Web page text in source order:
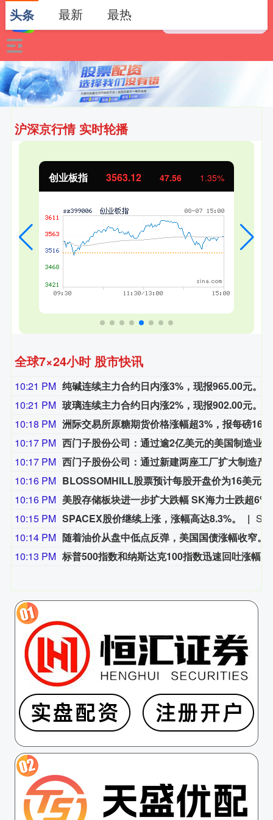
沪深京行情 实时轮播
创业板指 3563.12 47.56 1.35%
全球7×24小时 股市快讯
10:21 PM 纯碱连续主力合约日内涨3%，现报965.00元。
10:21 PM 玻璃连续主力合约日内涨2%，现报902.00元。
10:18 PM
10:17 PM
10:17 PM
10:16 PM
BLOSSOMHILL股票预计每股开盘价为16美元，IPO价格为16美元。
10:16 PM
10:15 PM SPACEX股价继续上涨，涨幅高达8.3%。
10:14 PM
10:13 PM
标普500指数和纳斯达克100指数迅速回吐涨幅。
头条 最新 最热